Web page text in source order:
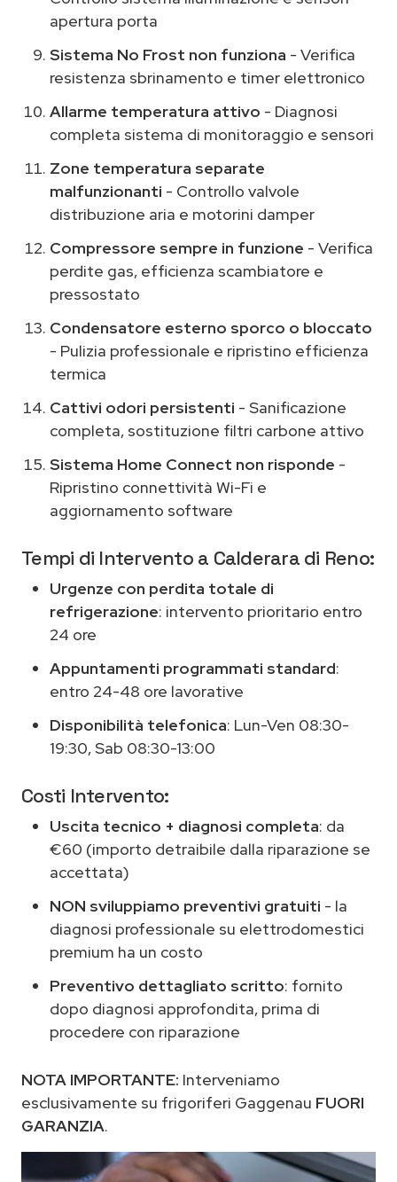
apertura porta
Sistema No Frost non funziona - Verifica
resistenza sbrinamento e timer elettronico
Allarme temperatura attivo - Diagnosi
completa sistema di monitoraggio e sensori
Zone temperatura separate
malfunzionanti - Controllo valvole
distribuzione aria e motorini damper
Compressore sempre in funzione - Verifica
perdite gas, efficienza scambiatore e
pressostato
Condensatore esterno sporco o bloccato
- Pulizia professionale e ripristino efficienza
termica
Cattivi odori persistenti - Sanificazione
completa, sostituzione filtri carbone attivo
Sistema Home Connect non risponde -
Ripristino connettività Wi-Fi e
aggiornamento software
Tempi di Intervento a Calderara di Reno:
Urgenze con perdita totale di
refrigerazione: intervento prioritario entro
24 ore
Appuntamenti programmati standard:
entro 24-48 ore lavorative
Disponibilità telefonica: Lun-Ven 08:30-
19:30, Sab 08:30-13:00
Costi Intervento:
Uscita tecnico + diagnosi completa: da
€60 (importo detraibile dalla riparazione se
accettata)
NON sviluppiamo preventivi gratuiti - la
diagnosi professionale su elettrodomestici
premium ha un costo
Preventivo dettagliato scritto: fornito
dopo diagnosi approfondita, prima di
procedere con riparazione
NOTA IMPORTANTE: Interveniamo
esclusivamente su frigoriferi Gaggenau FUORI
GARANZIA.